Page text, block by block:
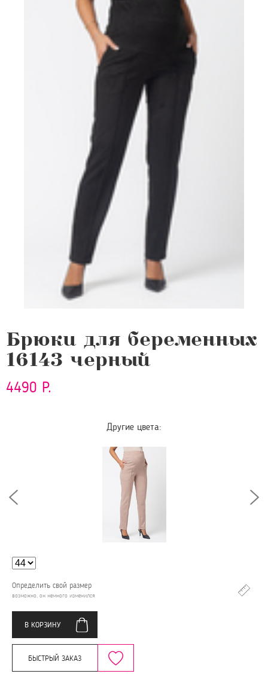
Брюки для беременных
16143 черный
4490 Р.
Другие цвета:
Определить свой размер
возможно, он немного изменился
В КОРЗИНУ
БЫСТРЫЙ ЗАКАЗ